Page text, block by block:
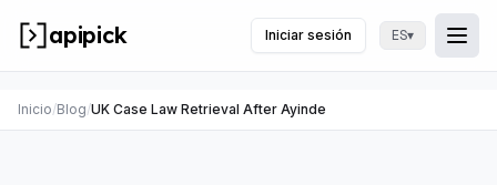
apipick Iniciar sesión ES▾
Inicio/Blog/UK Case Law Retrieval After Ayinde